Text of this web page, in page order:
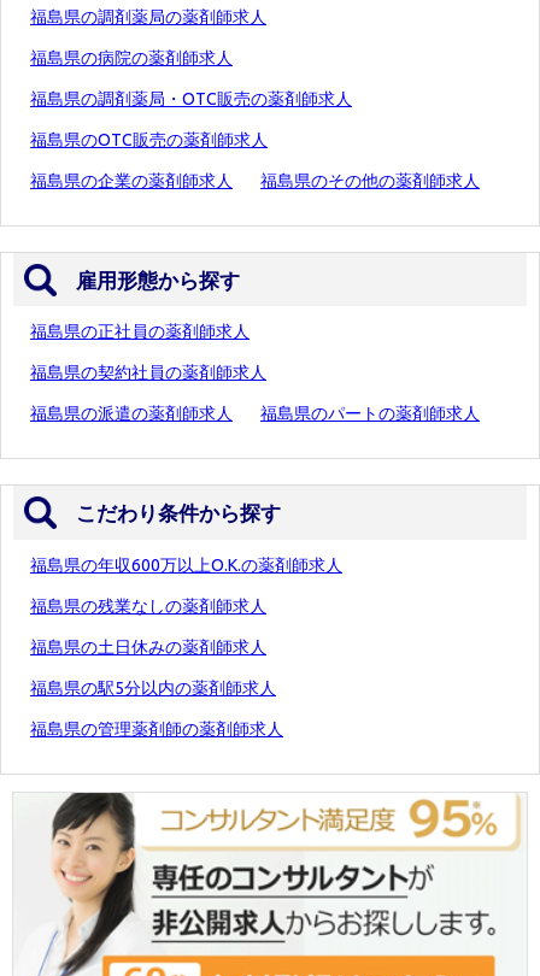
福島県の調剤薬局の薬剤師求人
福島県の病院の薬剤師求人
福島県の調剤薬局・OTC販売の薬剤師求人
福島県のOTC販売の薬剤師求人
福島県の企業の薬剤師求人 福島県のその他の薬剤師求人
雇用形態から探す
福島県の正社員の薬剤師求人
福島県の契約社員の薬剤師求人
福島県の派遣の薬剤師求人 福島県のパートの薬剤師求人
こだわり条件から探す
福島県の年収600万以上O.K.の薬剤師求人
福島県の残業なしの薬剤師求人
福島県の土日休みの薬剤師求人
福島県の駅5分以内の薬剤師求人
福島県の管理薬剤師の薬剤師求人